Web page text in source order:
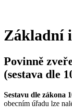
Základní
Povinně
(sestava dle
Sestavu dle zákona
obecním úřadu lze